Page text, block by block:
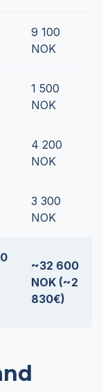
9 100
NOK
1 500
NOK
4 200
NOK
3 300
NOK
~32 600
NOK (~2
830€)